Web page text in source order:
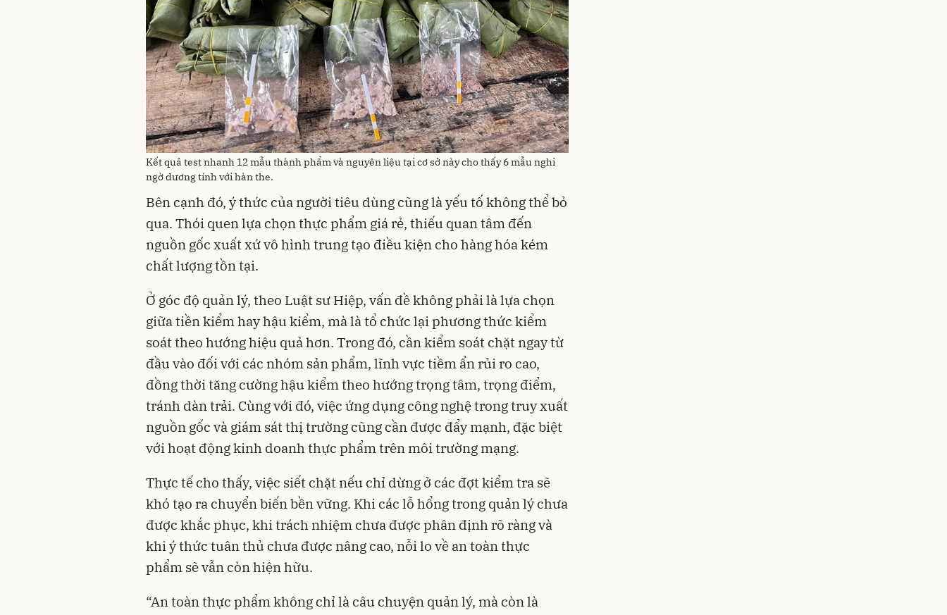
Kết quả test nhanh 12 mẫu thành phẩm và nguyên liệu tại cơ sở này cho thấy 6 mẫu nghi
ngờ dương tính với hàn the.
Bên cạnh đó, ý thức của người tiêu dùng cũng là yếu tố không thể bỏ
qua. Thói quen lựa chọn thực phẩm giá rẻ, thiếu quan tâm đến
nguồn gốc xuất xứ vô hình trung tạo điều kiện cho hàng hóa kém
chất lượng tồn tại.
Ở góc độ quản lý, theo Luật sư Hiệp, vấn đề không phải là lựa chọn
giữa tiền kiểm hay hậu kiểm, mà là tổ chức lại phương thức kiểm
soát theo hướng hiệu quả hơn. Trong đó, cần kiểm soát chặt ngay từ
đầu vào đối với các nhóm sản phẩm, lĩnh vực tiềm ẩn rủi ro cao,
đồng thời tăng cường hậu kiểm theo hướng trọng tâm, trọng điểm,
tránh dàn trải. Cùng với đó, việc ứng dụng công nghệ trong truy xuất
nguồn gốc và giám sát thị trường cũng cần được đẩy mạnh, đặc biệt
với hoạt động kinh doanh thực phẩm trên môi trường mạng.
Thực tế cho thấy, việc siết chặt nếu chỉ dừng ở các đợt kiểm tra sẽ
khó tạo ra chuyển biến bền vững. Khi các lỗ hổng trong quản lý chưa
được khắc phục, khi trách nhiệm chưa được phân định rõ ràng và
khi ý thức tuân thủ chưa được nâng cao, nỗi lo về an toàn thực
phẩm sẽ vẫn còn hiện hữu.
“An toàn thực phẩm không chỉ là câu chuyện quản lý, mà còn là